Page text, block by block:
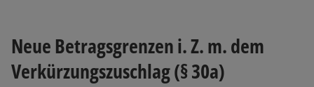
ö
f
n
e
ö
f
n
e
Neue Betragsgrenzen i. Z. m. dem
Verkürzungszuschlag (§ 30a)